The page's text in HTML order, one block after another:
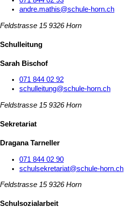
andre.mathis@schule-horn.ch
Feldstrasse 15 9326 Horn
Schulleitung
Sarah Bischof
071 844 02 92
schulleitung@schule-horn.ch
Feldstrasse 15 9326 Horn
Sekretariat
Dragana Tarneller
071 844 02 90
schulsekretariat@schule-horn.ch
Feldstrasse 15 9326 Horn
Schulsozialarbeit